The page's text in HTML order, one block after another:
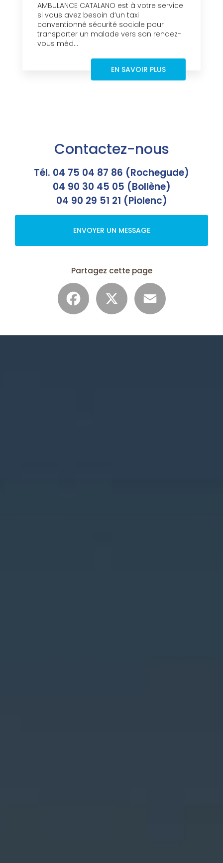
AMBULANCE CATALANO est à votre service
si vous avez besoin d’un taxi
conventionné sécurité sociale pour
transporter un malade vers son rendez-
vous méd...
EN SAVOIR PLUS
Contactez-nous
Tél. 04 75 04 87 86 (Rochegude)
04 90 30 45 05 (Bollène)
04 90 29 51 21 (Piolenc)
ENVOYER UN MESSAGE
Partagez cette page
Facebook